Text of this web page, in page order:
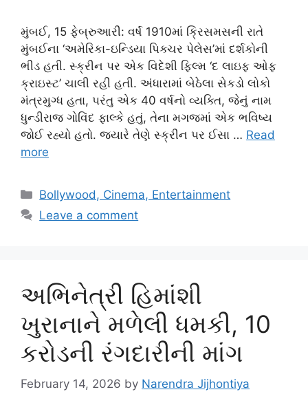
મુંબઈ, 15 ફેબ્રુઆરી: વર્ષ 1910માં ક્રિસમસની રાતે
મુંબઈના ‘અમેરિકા-ઇન્ડિયા પિક્ચર પેલેસ’માં દર્શકોની
ભીડ હતી. સ્ક્રીન પર એક વિદેશી ફિલ્મ ‘દ લાઇફ ઓફ
ક્રાઇસ્ટ’ ચાલી રહી હતી. અંધારામાં બેઠેલા સેકડો લોકો
મંત્રમુગ્ધ હતા, પરંતુ એક 40 વર્ષનો વ્યક્તિ, જેનું નામ
ધુન્ડીરાજ ગોવિંદ ફાલ્કે હતું, તેના મગજમાં એક ભવિષ્ય
જોઈ રહ્યો હતો. જ્યારે તેણે સ્ક્રીન પર ઈસા … Read
more
Categories
Bollywood, Cinema, Entertainment
Leave a comment
અભિનેત્રી હિમાંશી
ખુરાનાને મળેલી ધમકી, 10
કરોડની રંગદારીની માંગ
February 14, 2026 by Narendra Jijhontiya